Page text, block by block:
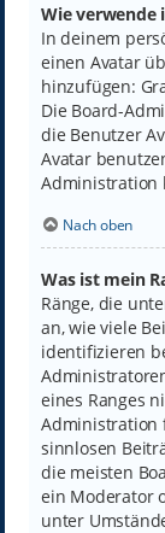
Wie verwende
In deinem
einen Avatar
hinzufügen:
Die Board-
die Benutzer
Avatar
Administration
Nach oben
Was ist mein
Ränge, die
an, wie viele
identifizieren
eines Ranges
Administration
sinnlosen
die meisten
ein Moderator
unter